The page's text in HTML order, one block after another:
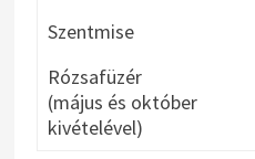
Szentmise
Rózsafüzér
(május és október
kivételével)